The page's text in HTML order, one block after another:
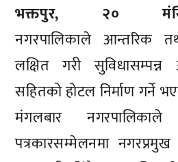
भक्तपुर, २०
नगरपालिकाले आन्तरिक
लक्षित गरी
सहितको होटल निर्माण गर्ने
मंगलबार
पत्रकारसम्मेलनमा